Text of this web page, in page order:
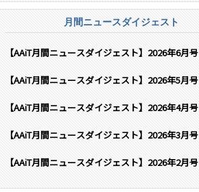
月間ニュースダイジェスト
【AAiT月間ニュースダイジェスト】2026年6月号
【AAiT月間ニュースダイジェスト】2026年5月号
【AAiT月間ニュースダイジェスト】2026年4月号
【AAiT月間ニュースダイジェスト】2026年3月号
【AAiT月間ニュースダイジェスト】2026年2月号